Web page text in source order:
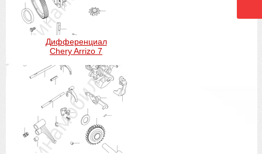
Дифференциал
Chery Arrizo 7